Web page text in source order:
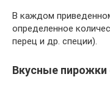
В каждом
определенное
перец и др. специи).
Вкусные пирожки